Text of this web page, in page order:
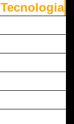
Tecnologia